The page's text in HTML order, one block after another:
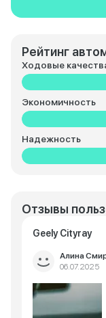
Рейтинг
Ходовые
Экономичность
Надежность
Отзывы
Geely Cityray
Алина
06.07.2025